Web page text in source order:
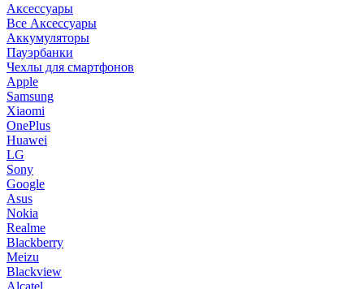
Аксессуары
Все Аксессуары
Аккумуляторы
Пауэрбанки
Чехлы для смартфонов
Apple
Samsung
Xiaomi
OnePlus
Huawei
LG
Sony
Google
Asus
Nokia
Realme
Blackberry
Meizu
Blackview
Alcatel